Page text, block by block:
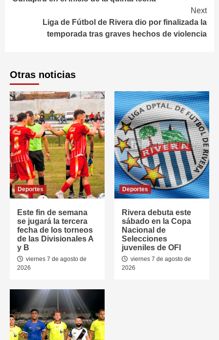
Next
Liga de Fútbol de Rivera dio por finalizada la
temporada tras graves hechos de violencia
Otras noticias
Deportes
Este fin de semana
se jugará la tercera
fecha de los torneos
de las Divisionales A
y B
viernes 7 de agosto de
2026
Deportes
Rivera debuta este
sábado en la Copa
Nacional de
Selecciones
juveniles de OFI
viernes 7 de agosto de
2026